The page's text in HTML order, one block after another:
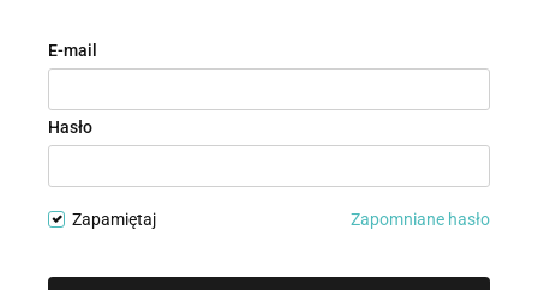
E-mail
Hasło
Zapamiętaj Zapomniane hasło